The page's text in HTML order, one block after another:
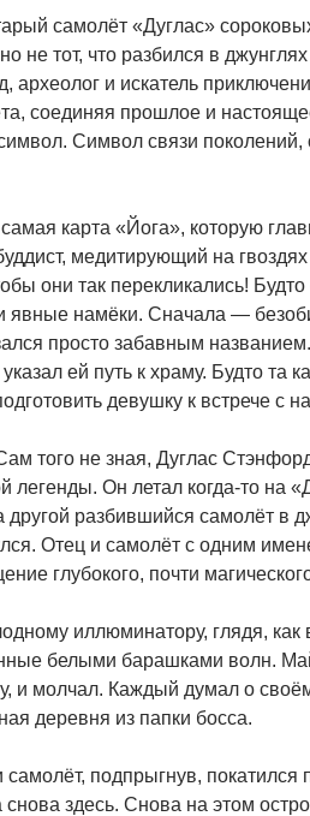
самолёт «Дуглас»
не тот, что разбился в
и искатель
соединяя прошлое и
Символ связи
карта «Йога», которую
медитирующий на
они так перекликались! Будто
явные намёки. Сначала —
просто забавным
ей путь к храму. Будто та
девушку к встрече с
того не зная, Дуглас
легенды. Он летал когда-то на
другой разбившийся самолёт в
Отец и самолёт с одним
глубокого, почти
иллюминатору, глядя,
белыми барашками волн.
и молчал. Каждый думал о
деревня из папки босса.
подпрыгнув, покатился
здесь. Снова на этом